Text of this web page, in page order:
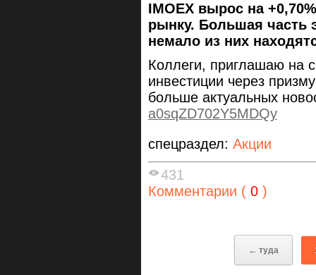
IMOEX вырос на
рынку. Большая часть
немало из них
Коллеги, приглашаю на
инвестиции через
больше актуальных
a0sqZD702Y5MDQy
спецраздел: Акции
431
Комментарии ( 0 )
← туда